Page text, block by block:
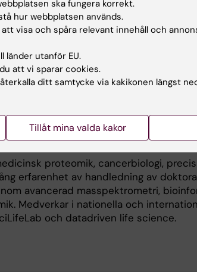
vid cancer
leukemier
för behandlingsresistens
cancerforskning
infrastrukturer för proteomik och
proteomik, cancerbiologi,
erfarenhet av handledning av
avancerad masspektrometri,
Medverkar i nationella och
och datadriven life science.
ska fungera korrekt.
hur webbplatsen används.
visa och spåra relevant innehåll och
länder utanför EU.
att vi sparar cookies.
ditt samtycke via kakikonen längst
Tillåt mina valda kakor